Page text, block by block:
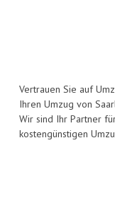
Vertrauen Sie auf
Ihren Umzug von
Wir sind Ihr Partner
kostengünstigen